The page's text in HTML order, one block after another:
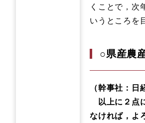
くことで，次
いうところを
○県産農
（幹事社：日
以上に２点
なければ，よ